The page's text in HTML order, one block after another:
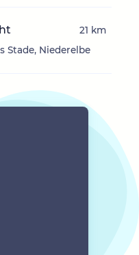
Stade, Niederelbe
21 km